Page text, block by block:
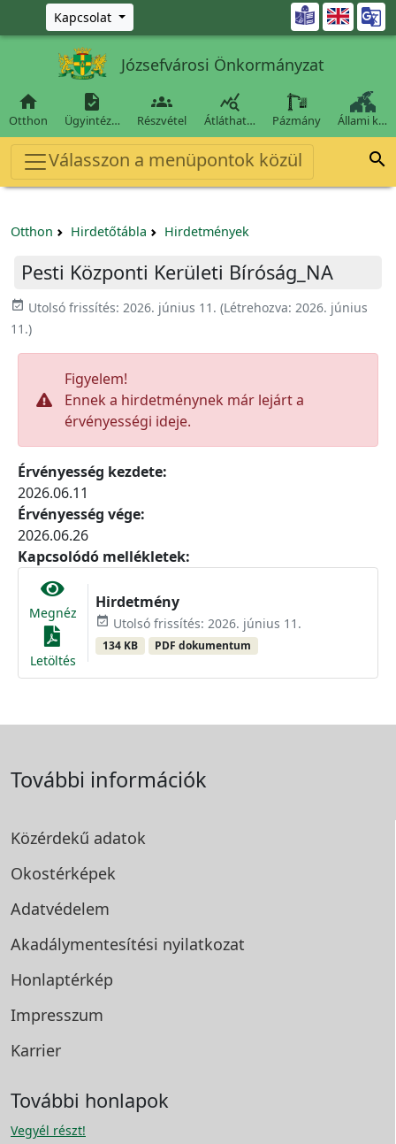
Ugrás a fő tartalomra
Kapcsolat 
Józsefvárosi Önkormányzat

Otthon

Ügyintéz…

Részvétel

Átláthat… Pázmány Állami k…
Válasszon a menüpontok közül 
Otthon Hirdetőtábla Hirdetmények
Pesti Központi Kerületi Bíróság_NA
event_available Utolsó frissítés: 2026. június 11. (Létrehozva: 2026. június
11.)
Figyelem!
Ennek a hirdetménynek már lejárt a
érvényességi ideje.
Érvényesség kezdete:
2026.06.11
Érvényesség vége:
2026.06.26
Kapcsolódó mellékletek:
Megnéz
Letöltés
Hirdetmény
event_available Utolsó frissítés: 2026. június 11.
134 KB PDF dokumentum
További információk
Közérdekű adatok
Okostérképek
Adatvédelem
Akadálymentesítési nyilatkozat
Honlaptérkép
Impresszum
Karrier
További honlapok
Vegyél részt!